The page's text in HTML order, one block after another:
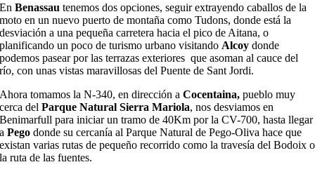
EnBenassau tenemos dos opciones, seguir extrayendo caballos de la
moto en un nuevo puerto de montaña como Tudons, donde está la
desviación a una pequeña carretera hacia el pico de Aitana, o
planificando un poco de turismo urbano visitando Alcoy donde
podemos pasear por las terrazas exteriores que asoman al cauce del
río, con unas vistas maravillosas del Puente de Sant Jordi.
Ahora tomamos la N-340, en dirección aCocentaina, pueblo muy
cerca delParque Natural Sierra Mariola, nos desviamos en
Benimarfull para iniciar un tramo de 40Km por la CV-700, hasta llegar
aPego donde su cercanía al Parque Natural de Pego-Oliva hace que
existan varias rutas de pequeño recorrido como la travesía del Bodoix o
la ruta de las fuentes.